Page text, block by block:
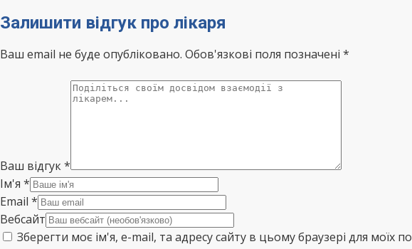
Залишити відгук про лікаря
Ваш email не буде опубліковано. Обов'язкові поля позначені *
Ваш відгук*
Ім'я *
Email *
Вебсайт
Зберегти моє ім'я, e-mail, та адресу сайту в цьому браузері для моїх